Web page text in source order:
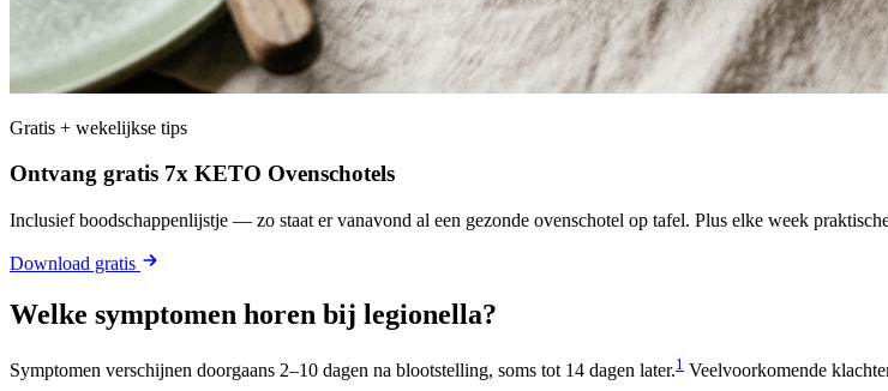
Gratis + wekelijkse tips
Ontvang gratis 7x KETO Ovenschotels
Inclusief boodschappenlijstje — zo staat er vanavond al een gezonde ovenschotel op tafel. Plus elke week
Download gratis
Welke symptomen horen bij legionella?
Symptomen verschijnen doorgaans 2–10 dagen na blootstelling, soms tot 14 dagen later.1 Veelvoorkomende